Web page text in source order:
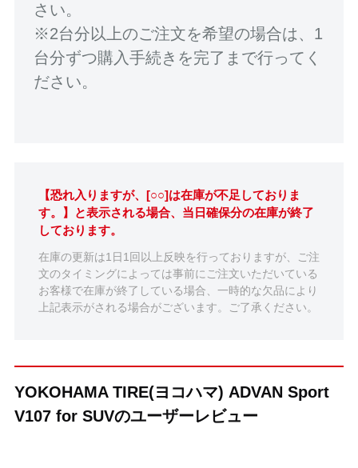
さい。
※2台分以上のご注文を希望の場合は、1
台分ずつ購入手続きを完了まで行ってく
ださい。
【恐れ入りますが、[○○]は在庫が不足しておりま
す。】と表示される場合、当日確保分の在庫が終了
しております。
在庫の更新は1日1回以上反映を行っておりますが、ご注
文のタイミングによっては事前にご注文いただいている
お客様で在庫が終了している場合、一時的な欠品により
上記表示がされる場合がございます。ご了承ください。
YOKOHAMA TIRE(ヨコハマ) ADVAN Sport
V107 for SUVのユーザーレビュー